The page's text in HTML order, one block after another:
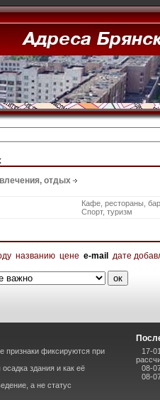
отдых
Кафе, рестораны,
Спорт, туризм
названию цене e-mail дате
признаки фиксируются при
здания и как её
а не статус
17-
08-
08-